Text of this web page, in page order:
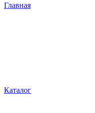
Главная
Каталог